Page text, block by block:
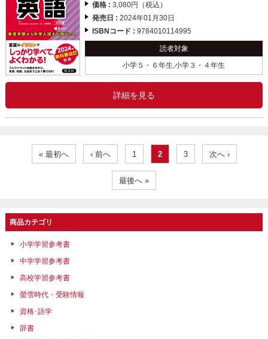
価格 :3,080円（税込）
発売日 :2024年01月30日
ISBNコード :9784010114995
読者対象
小学５・６年生,小学３・４年生
詳細を見る
« 最初へ ‹ 前へ 1 2 3 次へ ›
最後へ »
商品カテゴリ
小学学習参考書
中学学習参考書
高校学習参考書
螢雪時代・受験情報
資格･語学
辞書